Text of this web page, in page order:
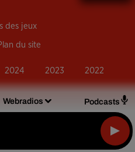
Webradios Podcasts
des jeux
du site
2024 2023 2022